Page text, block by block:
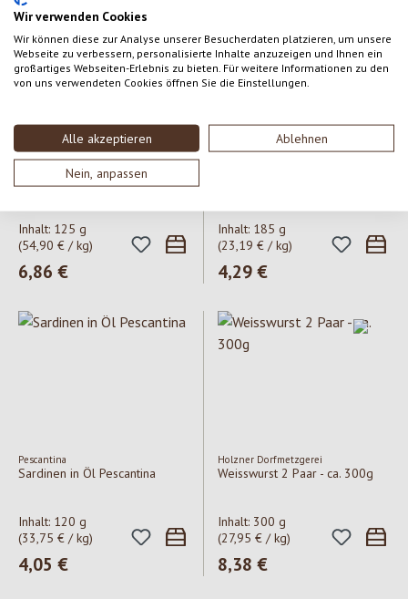
Wir verwenden Cookies
Wir können diese zur Analyse unserer Besucherdaten platzieren, um unsere
Webseite zu verbessern, personalisierte Inhalte anzuzeigen und Ihnen ein
großartiges Webseiten-Erlebnis zu bieten. Für weitere Informationen zu den
von uns verwendeten Cookies öffnen Sie die Einstellungen.
Alle akzeptieren Ablehnen
Nein, anpassen
Holzner Dorfmetzgerei
Bioland Kaminwurzen 2 Stück
Inhalt: 125 g
(54,90 € / kg)
Regulärer Preis:
6,86 €
Inhalt: 185 g
(23,19 € / kg)
Regulärer Preis:
4,29 €
Pescantina
Sardinen in Öl Pescantina
Inhalt: 120 g
(33,75 € / kg)
Regulärer Preis:
4,05 €
Holzner Dorfmetzgerei
Weisswurst 2 Paar - ca. 300g
Inhalt: 300 g
(27,95 € / kg)
Regulärer Preis:
8,38 €